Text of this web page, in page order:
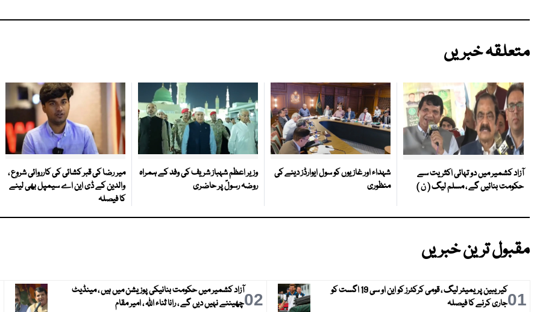
متعلقہ خبریں
آزاد کشمیر میں دو تہائی اکثریت سے
حکومت بنائیں گے ، مسلم لیگ ( ن )
شہداء اور غازیوں کو سول ایوارڈز دینے کی
منظوری
وزیر اعظم شہباز شریف کی وفد کے ہمراہ
روضہ رسولؐ پر حاضری
میر رضا کی قبر کشائی کی کارروائی شروع ،
والدین کے ڈی این اے سیمپل بھی لینے
کا فیصلہ
مقبول ترین خبریں
01
کیریبین پریمیئر لیگ ، قومی کرکٹرز کو این او سی 19 اگست کو
جاری کرنے کا فیصلہ
02آزاد کشمیر میں حکومت بنانیکی پوزیشن میں ہیں ، مینڈیٹ
چھیننے نہیں دیں گے ، رانا ثناء اللہ ، امیر مقام